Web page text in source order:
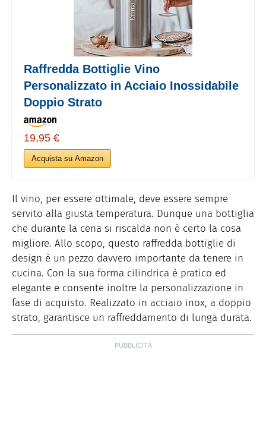
Raffredda Bottiglie Vino
Personalizzato in Acciaio Inossidabile
Doppio Strato
19,95 €
Acquista su Amazon
Il vino, per essere ottimale, deve essere sempre
servito alla giusta temperatura. Dunque una bottiglia
che durante la cena si riscalda non è certo la cosa
migliore. Allo scopo, questo raffredda bottiglie di
design è un pezzo davvero importante da tenere in
cucina. Con la sua forma cilindrica è pratico ed
elegante e consente inoltre la personalizzazione in
fase di acquisto. Realizzato in acciaio inox, a doppio
strato, garantisce un raffreddamento di lunga durata.